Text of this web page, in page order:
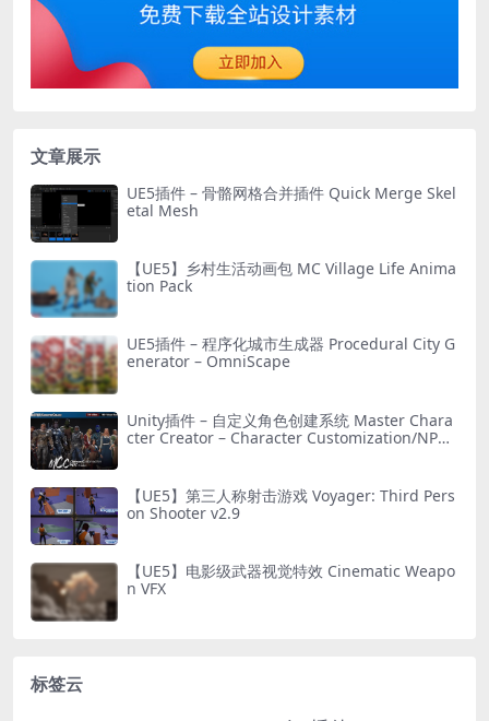
文章展示
UE5插件 – 骨骼网格合并插件 Quick Merge Skel
etal Mesh
【UE5】乡村生活动画包 MC Village Life Anima
tion Pack
UE5插件 – 程序化城市生成器 Procedural City G
enerator – OmniScape
Unity插件 – 自定义角色创建系统 Master Chara
cter Creator – Character Customization/NPC
【UE5】第三人称射击游戏 Voyager: Third Pers
on Shooter v2.9
【UE5】电影级武器视觉特效 Cinematic Weapo
n VFX
标签云